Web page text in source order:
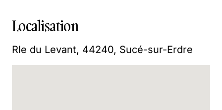
Localisation
Rle du Levant, 44240, Sucé-sur-Erdre